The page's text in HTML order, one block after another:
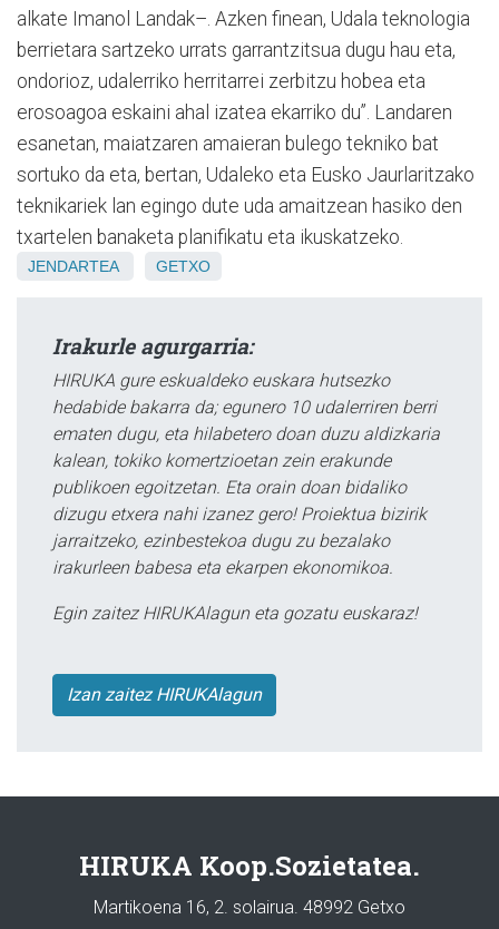
alkate Imanol Landak–. Azken finean, Udala teknologia
berrietara sartzeko urrats garrantzitsua dugu hau eta,
ondorioz, udalerriko herritarrei zerbitzu hobea eta
erosoagoa eskaini ahal izatea ekarriko du”. Landaren
esanetan, maiatzaren amaieran bulego tekniko bat
sortuko da eta, bertan, Udaleko eta Eusko Jaurlaritzako
teknikariek lan egingo dute uda amaitzean hasiko den
txartelen banaketa planifikatu eta ikuskatzeko.
JENDARTEA GETXO
Irakurle agurgarria:
HIRUKA gure eskualdeko euskara hutsezko
hedabide bakarra da; egunero 10 udalerriren berri
ematen dugu, eta hilabetero doan duzu aldizkaria
kalean, tokiko komertzioetan zein erakunde
publikoen egoitzetan. Eta orain doan bidaliko
dizugu etxera nahi izanez gero! Proiektua bizirik
jarraitzeko, ezinbestekoa dugu zu bezalako
irakurleen babesa eta ekarpen ekonomikoa.
Egin zaitez HIRUKAlagun eta gozatu euskaraz!
Izan zaitez HIRUKAlagun
HIRUKA Koop.Sozietatea.
Martikoena 16, 2. solairua. 48992 Getxo